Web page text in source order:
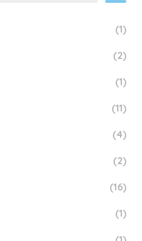
(1)
(2)
(1)
(11)
(4)
(2)
(16)
(1)